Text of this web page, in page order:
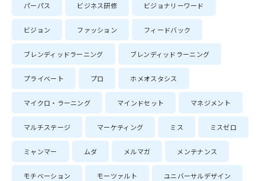
パーパス ビジネス研修 ビジョナリーワード
ビジョン ファッション フィードバック
ブレンディッドラーニング ブレンディッドラーニング
プライベート プロ ホメオスタシス
マイクロ・ラーニング マインドセット マネジメント
マルチステージ マーケティング ミス ミスゼロ
ミャンマー ムダ メルマガ メンテナンス
モチベーション モーツァルト ユニバーサルデザイン